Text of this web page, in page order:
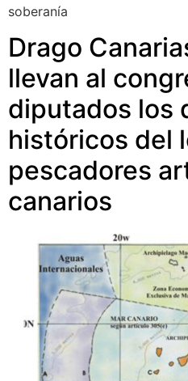
soberanía
Drago
llevan al
diputados los
históricos del
pescadores
canarios